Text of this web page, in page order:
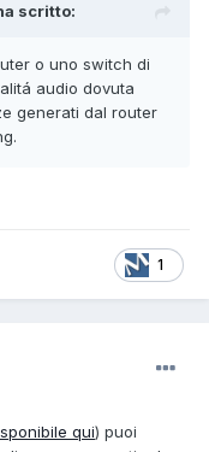
scritto:
o uno switch di
audio dovuta
generati dal router
1
qui) puoi